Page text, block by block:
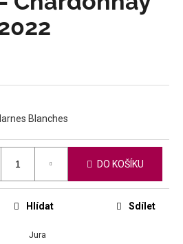
Blanches
DO KOŠÍKU
Jura
Hlídat Sdílet